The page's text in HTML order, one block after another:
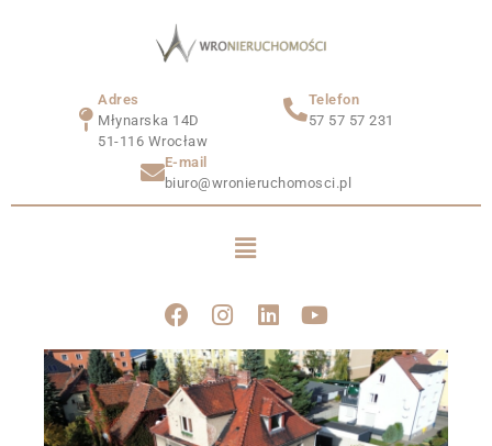
Adres
Młynarska 14D
51-116 Wrocław
Telefon
57 57 57 231
E-mail
biuro@wronieruchomosci.pl